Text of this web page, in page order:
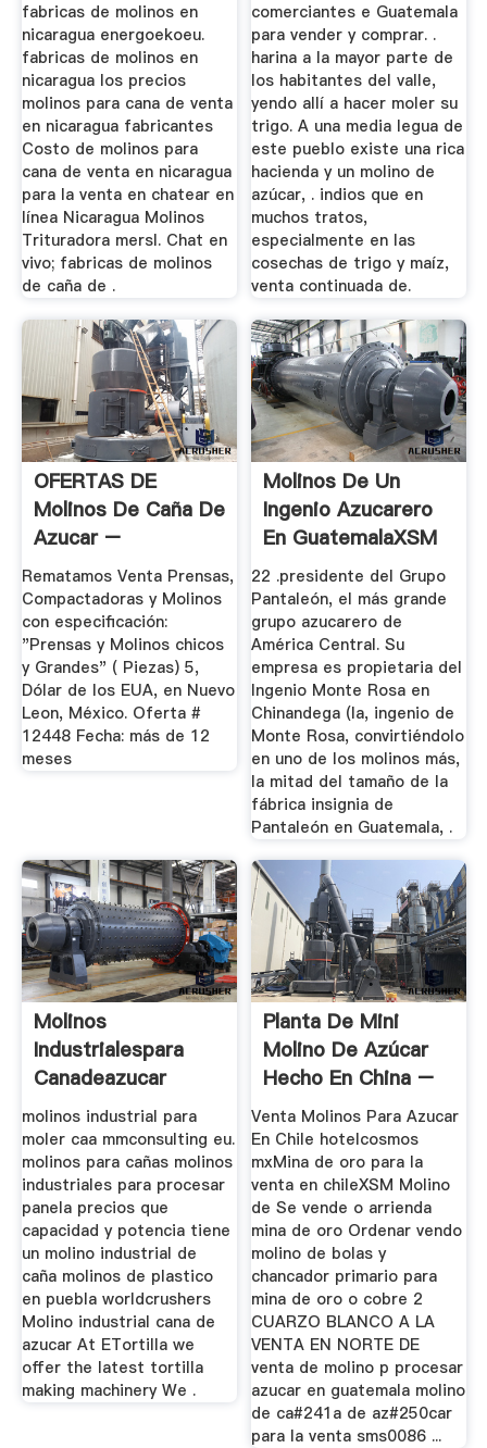
fabricas de molinos en
nicaragua energoekoeu.
fabricas de molinos en
nicaragua los precios
molinos para cana de venta
en nicaragua fabricantes
Costo de molinos para
cana de venta en nicaragua
para la venta en chatear en
línea Nicaragua Molinos
Trituradora mersl. Chat en
vivo; fabricas de molinos
de caña de .
comerciantes e Guatemala
para vender y comprar. .
harina a la mayor parte de
los habitantes del valle,
yendo allí a hacer moler su
trigo. A una media legua de
este pueblo existe una rica
hacienda y un molino de
azúcar, . indios que en
muchos tratos,
especialmente en las
cosechas de trigo y maíz,
venta continuada de.
OFERTAS DE
Molinos De Caña De
Azucar –
ANUNCIOS DE
VENTA ...
Rematamos Venta Prensas,
Compactadoras y Molinos
con especificación:
"Prensas y Molinos chicos
y Grandes" ( Piezas) 5,
Dólar de los EUA, en Nuevo
Leon, México. Oferta #
12448 Fecha: más de 12
meses
Molinos De Un
Ingenio Azucarero
En GuatemalaXSM
...
22 .presidente del Grupo
Pantaleón, el más grande
grupo azucarero de
América Central. Su
empresa es propietaria del
Ingenio Monte Rosa en
Chinandega (la, ingenio de
Monte Rosa, convirtiéndolo
en uno de los molinos más,
la mitad del tamaño de la
fábrica insignia de
Pantaleón en Guatemala, .
Molinos
Industrialespara
Canadeazucar
molinos industrial para
moler caa mmconsulting eu.
molinos para cañas molinos
industriales para procesar
panela precios que
capacidad y potencia tiene
un molino industrial de
caña molinos de plastico
en puebla worldcrushers
Molino industrial cana de
azucar At ETortilla we
offer the latest tortilla
making machinery We .
Planta De Mini
Molino De Azúcar
Hecho En China –
Caldera ...
Venta Molinos Para Azucar
En Chile hotelcosmos
mxMina de oro para la
venta en chileXSM Molino
de Se vende o arrienda
mina de oro Ordenar vendo
molino de bolas y
chancador primario para
mina de oro o cobre 2
CUARZO BLANCO A LA
VENTA EN NORTE DE
venta de molino p procesar
azucar en guatemala molino
de ca#241a de az#250car
para la venta sms0086 ...